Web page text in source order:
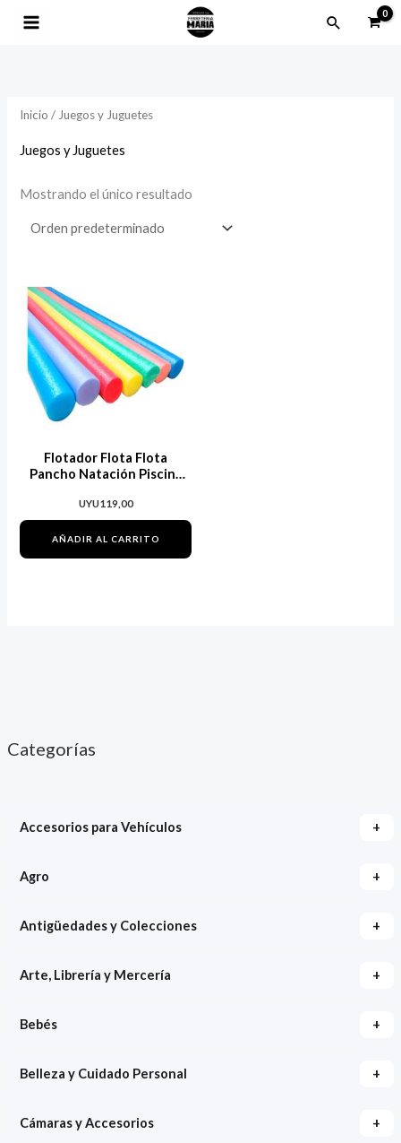
Buscar
Categorías
Accesorios para Vehículos +
Agro +
Antigüedades y Colecciones +
Arte, Librería y Mercería +
Bebés +
Belleza y Cuidado Personal +
Cámaras y Accesorios +
Inicio / Juegos y Juguetes
Juegos y Juguetes
Mostrando el único resultado
Flotador Flota Flota
Pancho Natación Piscina
UYU119,00
AÑADIR AL CARRITO